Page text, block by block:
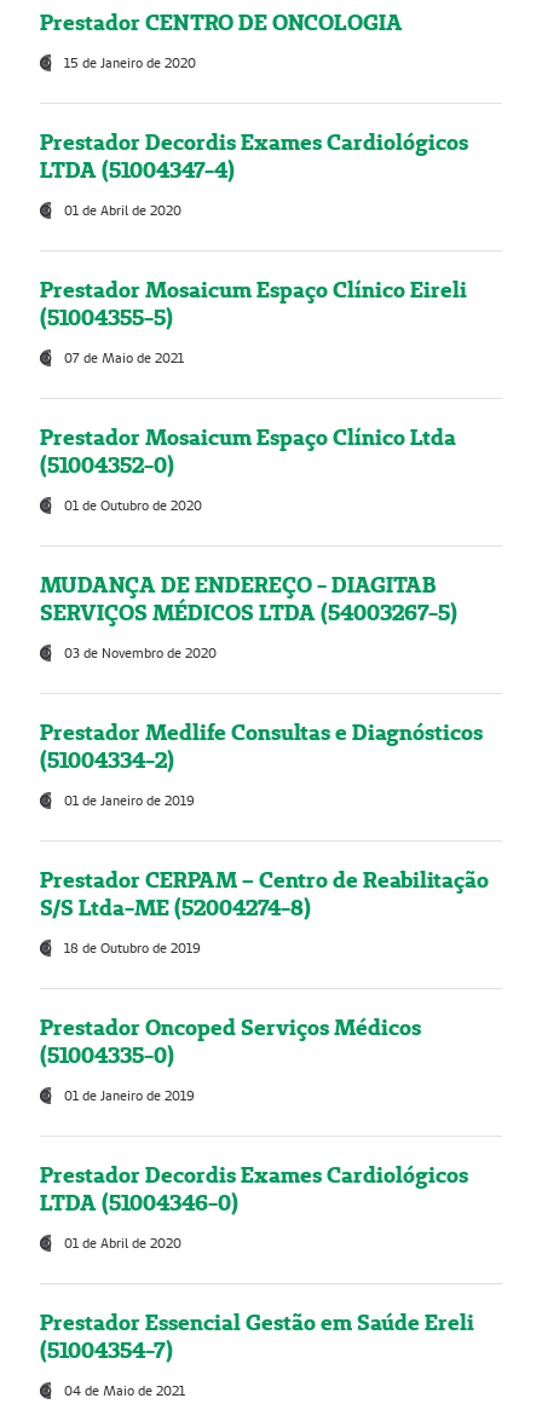
Prestador CENTRO DE ONCOLOGIA
15 de Janeiro de 2020
Prestador Decordis Exames Cardiológicos
LTDA (51004347-4)
01 de Abril de 2020
Prestador Mosaicum Espaço Clínico Eireli
(51004355-5)
07 de Maio de 2021
Prestador Mosaicum Espaço Clínico Ltda
(51004352-0)
01 de Outubro de 2020
MUDANÇA DE ENDEREÇO - DIAGITAB
SERVIÇOS MÉDICOS LTDA (54003267-5)
03 de Novembro de 2020
Prestador Medlife Consultas e Diagnósticos
(51004334-2)
01 de Janeiro de 2019
Prestador CERPAM – Centro de Reabilitação
S/S Ltda-ME (52004274-8)
18 de Outubro de 2019
Prestador Oncoped Serviços Médicos
(51004335-0)
01 de Janeiro de 2019
Prestador Decordis Exames Cardiológicos
LTDA (51004346-0)
01 de Abril de 2020
Prestador Essencial Gestão em Saúde Ereli
(51004354-7)
04 de Maio de 2021